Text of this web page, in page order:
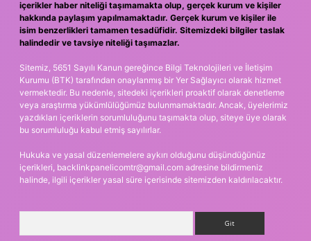
içerikler haber niteliği taşımamakta olup, gerçek kurum ve kişiler
hakkında paylaşım yapılmamaktadır. Gerçek kurum ve kişiler ile
isim benzerlikleri tamamen tesadüfidir. Sitemizdeki bilgiler taslak
halindedir ve tavsiye niteliği taşımazlar.
Sitemiz, 5651 Sayılı Kanun gereğince Bilgi Teknolojileri ve İletişim
Kurumu (BTK) tarafından onaylanmış bir Yer Sağlayıcı olarak hizmet
vermektedir. Bu nedenle, sitedeki içerikleri proaktif olarak denetleme
veya araştırma yükümlülüğümüz bulunmamaktadır. Ancak, üyelerimiz
yazdıkları içeriklerin sorumluluğunu taşımakta olup, siteye üye olarak
bu sorumluluğu kabul etmiş sayılırlar.
Hukuka ve yasal düzenlemelere aykırı olduğunu düşündüğünüz
içerikleri, backlinkpanelicomtr@gmail.com adresine bildirmeniz
halinde, ilgili içerikler yasal süre içerisinde sitemizden kaldırılacaktır.